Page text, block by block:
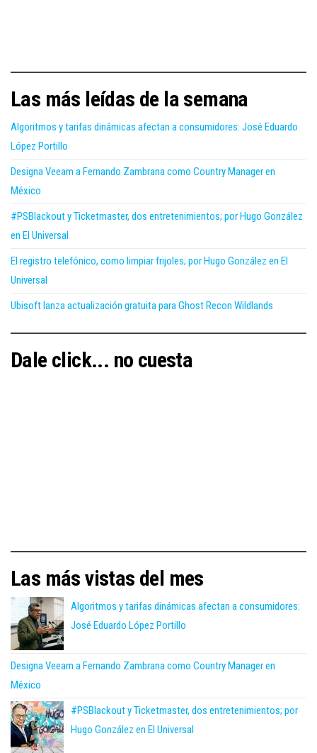
Las más leídas de la semana
Algoritmos y tarifas dinámicas afectan a consumidores: José Eduardo
López Portillo
Designa Veeam a Fernando Zambrana como Country Manager en
México
#PSBlackout y Ticketmaster, dos entretenimientos; por Hugo González
en El Universal
El registro telefónico, como limpiar frijoles; por Hugo González en El
Universal
Ubisoft lanza actualización gratuita para Ghost Recon Wildlands
Dale click... no cuesta
Las más vistas del mes
Algoritmos y tarifas dinámicas afectan a consumidores:
José Eduardo López Portillo
Designa Veeam a Fernando Zambrana como Country Manager en
México
#PSBlackout y Ticketmaster, dos entretenimientos; por
Hugo González en El Universal